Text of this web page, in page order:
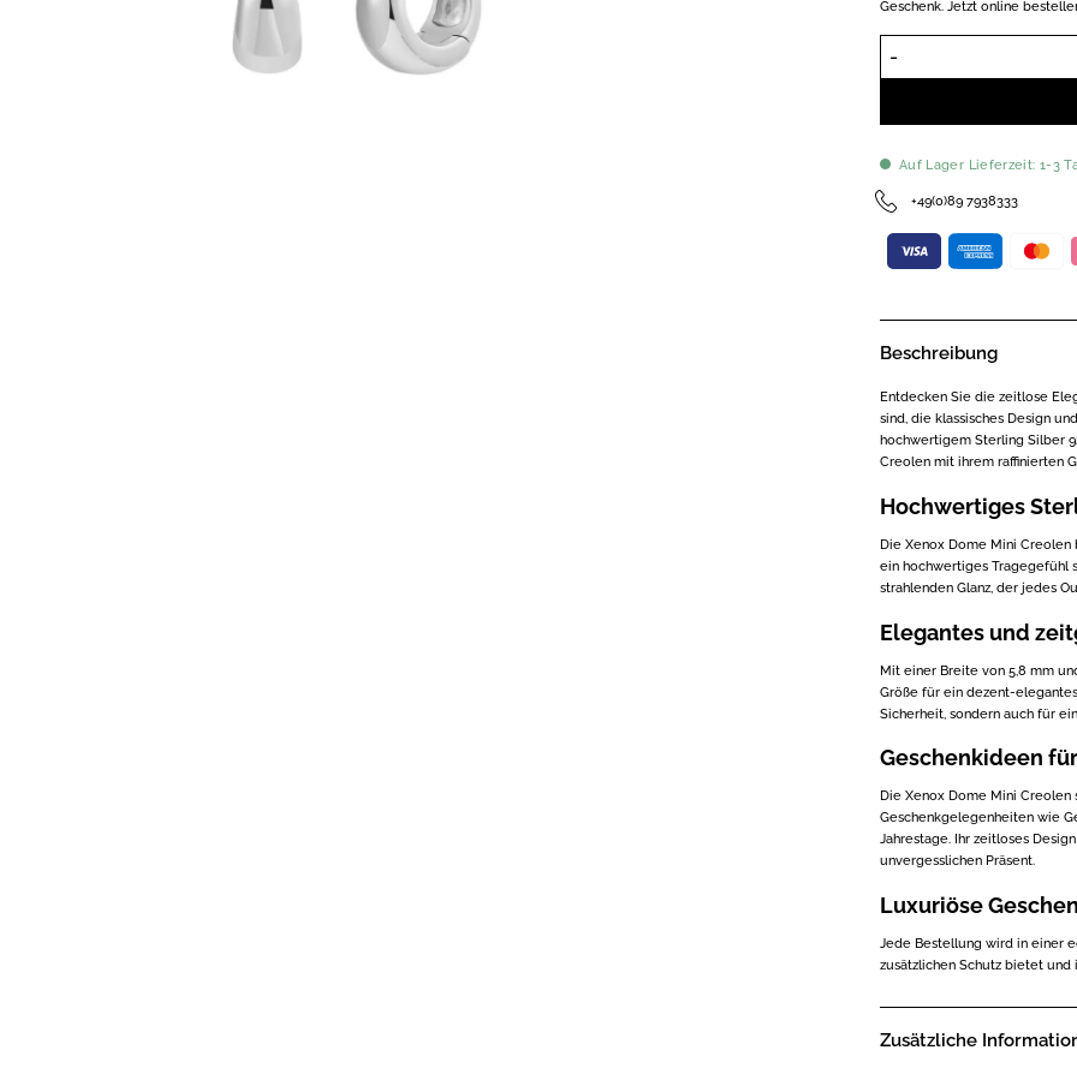
Geschenk. Jetzt online
Auf Lager Lieferzeit: 1-3
+49(0)89 7938333
Beschreibung
Entdecken Sie die zeitlose
sind, die klassisches Design
hochwertigem Sterling Silber
Creolen mit ihrem raffinierten
Hochwertiges
Die Xenox Dome Mini
ein hochwertiges Tragegefühl
strahlenden Glanz, der jedes
Elegantes und
Mit einer Breite von 5,8 mm
Größe für ein dezent-
Sicherheit, sondern auch für
Geschenkideen
Die Xenox Dome Mini
Geschenkgelegenheiten wie
Jahrestage. Ihr zeitloses
unvergesslichen Präsent.
Luxuriöse
Jede Bestellung wird in einer
zusätzlichen Schutz bietet
Zusätzliche